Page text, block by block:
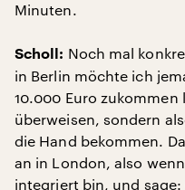
Minuten.
Scholl: Noch mal
in Berlin möchte ich
10.000 Euro
überweisen, sondern
die Hand bekommen.
an in London, also
integriert bin, und